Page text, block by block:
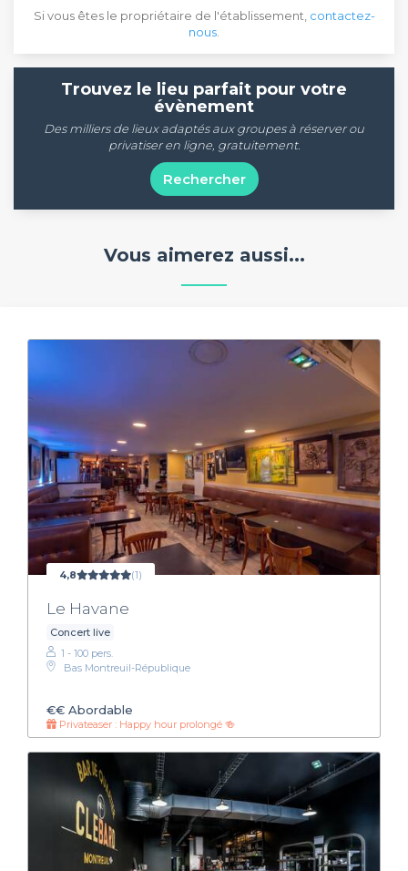
Si vous êtes le propriétaire de l'établissement, contactez-
nous
Trouvez le lieu parfait pour votre
évènement
Des milliers de lieux adaptés aux groupes à réserver ou
privatiser en ligne, gratuitement.
Rechercher
Vous aimerez aussi...
4,8 (1)
Le Havane
Concert live
1 - 100 pers.
Bas Montreuil-République
€€ Abordable
Privateaser : Happy hour prolongé 🍻